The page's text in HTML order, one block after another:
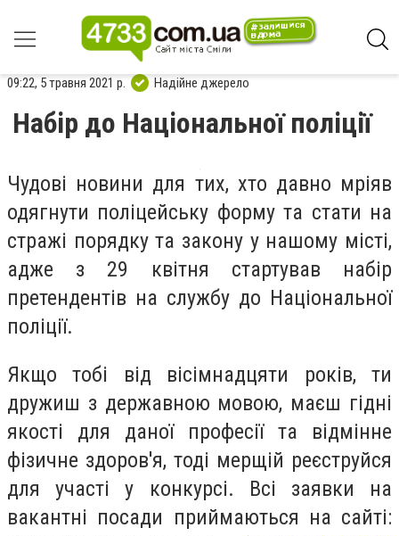
09:22, 5 травня 2021 р. Надійне джерело
Набір до Національної поліції
Чудові новини для тих, хто давно мріяв
одягнути поліцейську форму та стати на
стражі порядку та закону у нашому місті,
адже з 29 квітня стартував набір
претендентів на службу до Національної
поліції.
Якщо тобі від вісімнадцяти років, ти
дружиш з державною мовою, маєш гідні
якості для даної професії та відмінне
фізичне здоров'я, тоді мерщій реєструйся
для участі у конкурсі. Всі заявки на
вакантні посади приймаються на сайті: